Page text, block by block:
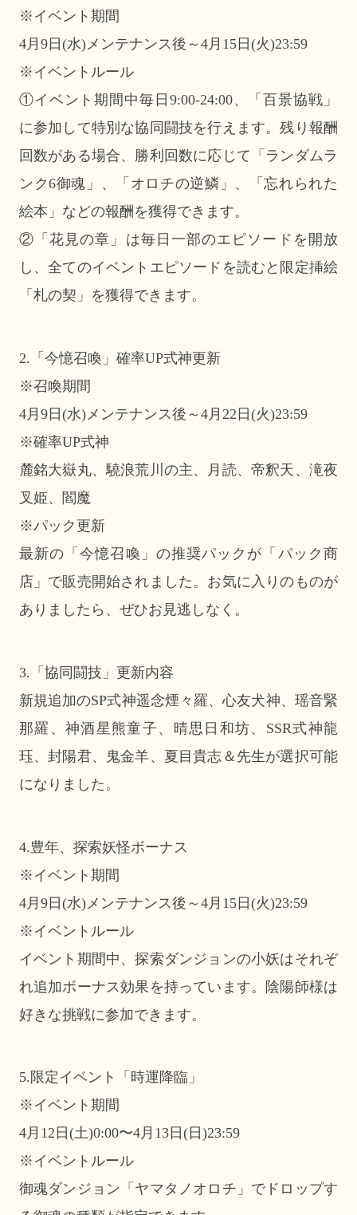
※イベント期間
4月9日(水)メンテナンス後～4月15日(火)23:59
※イベントルール
①イベント期間中毎日9:00-24:00、「百景協戦」
に参加して特別な協同闘技を行えます。残り報酬
回数がある場合、勝利回数に応じて「ランダムラ
ンク6御魂」、「オロチの逆鱗」、「忘れられた
絵本」などの報酬を獲得できます。
②「花見の章」は毎日一部のエピソードを開放
し、全てのイベントエピソードを読むと限定挿絵
「札の契」を獲得できます。
2.「今憶召喚」確率UP式神更新
※召喚期間
4月9日(水)メンテナンス後～4月22日(火)23:59
※確率UP式神
麓銘大嶽丸、驍浪荒川の主、月読、帝釈天、滝夜
叉姫、閻魔
※パック更新
最新の「今憶召喚」の推奨パックが「パック商
店」で販売開始されました。お気に入りのものが
ありましたら、ぜひお見逃しなく。
3.「協同闘技」更新内容
新規追加のSP式神遥念煙々羅、心友犬神、瑶音緊
那羅、神酒星熊童子、晴思日和坊、SSR式神龍
珏、封陽君、鬼金羊、夏目貴志＆先生が選択可能
になりました。
4.豊年、探索妖怪ボーナス
※イベント期間
4月9日(水)メンテナンス後～4月15日(火)23:59
※イベントルール
イベント期間中、探索ダンジョンの小妖はそれぞ
れ追加ボーナス効果を持っています。陰陽師様は
好きな挑戦に参加できます。
5.限定イベント「時運降臨」
※イベント期間
4月12日(土)0:00〜4月13日(日)23:59
※イベントルール
御魂ダンジョン「ヤマタノオロチ」でドロップす